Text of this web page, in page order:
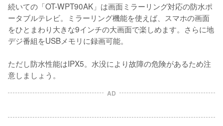
続いての「OT-WPT90AK」は画面ミラーリング対応の防水ポ
ータブルテレビ。ミラーリング機能を使えば、スマホの画面
をひとまわり大きな9インチの大画面で楽しめます。さらに地
デジ番組をUSBメモリに録画可能。
ただし防水性能はIPX5。水没により故障の危険があるため注
意しましょう。
AD